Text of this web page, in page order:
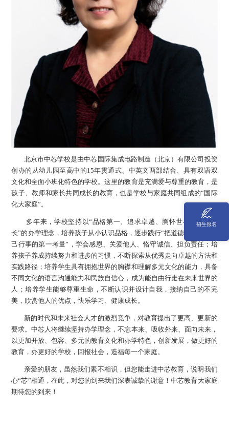
北京市中芯学校是由中芯国际集成电路制造（北京）有限公司投资
创办的从幼儿园至高中的15年贯通式、中英文两部结合、具有双语双
文化和全面小班化特色的学校。这里的教育是充满爱与尊重的教育，是
孩子、教师和家长共同成长的教育，也是学校与家庭共同组成的“国际
化大家庭”。
多年来，学校坚持以“品格第一、追求卓越、胸怀世界、快乐成
长”的办学理念，培养孩子从小认识品格，逐步践行“把道德准则作为自
己行事的第一考量”，学会感恩、关爱他人、恪守诚信、担负责任；培
养孩子养成持续努力和进步的习惯，不断探索从优秀走向卓越的方法和
实践路径；培养学生具有拥抱世界的胸襟和理解多元文化的能力，具备
不同文化的语言沟通能力和民族自信心，成为能自由行走在未来世界的
人；培养学生能够尊重生命，不断认识并设计自我，接纳自己的不完
美，欣赏他人的优点，快乐学习、健康成长。
新的时代和未来社会人才的激烈竞争，对教育提出了更高、更新的
要求。中芯人将继续坚持办学理念，不忘本来、吸收外来、面向未来，
以更加开放、包容、多元的教育文化和办学特色，创新发展，做更好的
教育，办更好的学校，回报社会，造福每一个家庭。
亲爱的朋友，虽然我们素不相识，但您能走进中芯教育，说明我们
心“芯”相通，在此，对您的到来我们深表诚挚的谢意！中芯教育大家庭
期待您的到来！
招生报名